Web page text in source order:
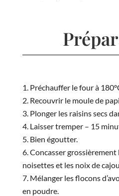
Préchauffer le four à
Recouvrir le moule de
Plonger les raisins secs
Laisser tremper – 15
Bien égoutter.
Concasser grossièrement
noisettes et les noix de cajou.
Mélanger les flocons
en poudre.